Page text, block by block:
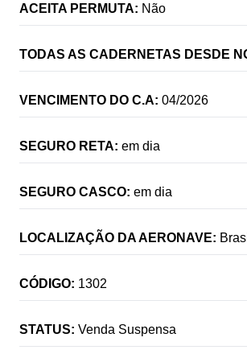
ACEITA PERMUTA: Não
TODAS AS CADERNETAS DESDE
VENCIMENTO DO C.A: 04/2026
SEGURO RETA: em dia
SEGURO CASCO: em dia
LOCALIZAÇÃO DA AERONAVE:
CÓDIGO: 1302
STATUS: Venda Suspensa